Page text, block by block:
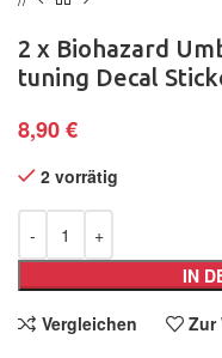
2 x Biohazard
tuning Decal
8,90€
2 vorrätig
IN
Vergleichen Zur